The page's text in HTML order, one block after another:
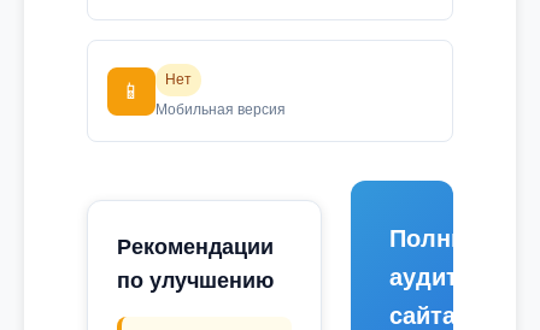
📱
Нет
Мобильная версия
Рекомендации
по улучшению
Полный
аудит
сайта